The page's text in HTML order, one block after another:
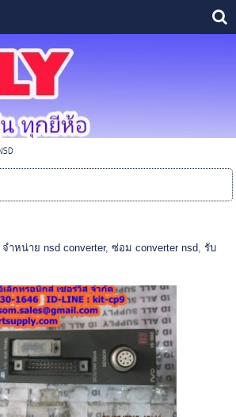
จำหน่าย nsd converter, ซ่อม converter nsd, รับ